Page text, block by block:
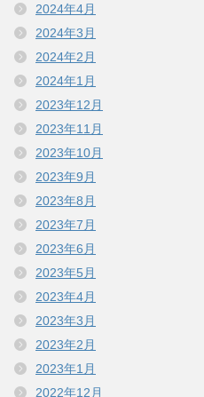
2024年4月
2024年3月
2024年2月
2024年1月
2023年12月
2023年11月
2023年10月
2023年9月
2023年8月
2023年7月
2023年6月
2023年5月
2023年4月
2023年3月
2023年2月
2023年1月
2022年12月